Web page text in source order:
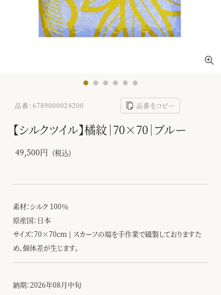
品番：6789000024200 品番をコピー
【シルクツイル】橘紋｜70×70｜ブルー
49,500円 (税込)
素材：シルク 100％
原産国：日本
サイズ：70×70cm | スカーフの端を手作業で縫製しておりますた
め、個体差が生じます。
納期：2026年08月中旬